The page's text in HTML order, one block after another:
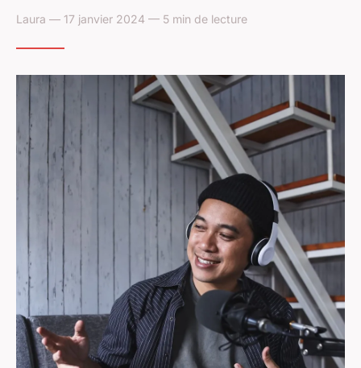
Laura — 17 janvier 2024 — 5 min de lecture